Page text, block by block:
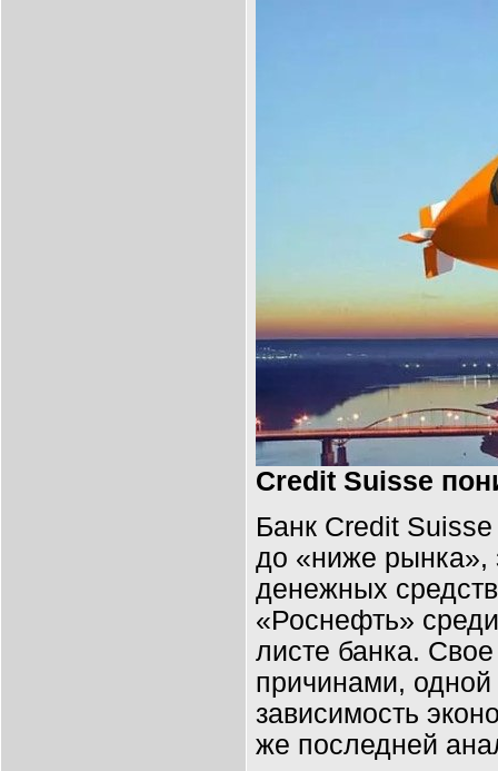
Credit Suisse
Банк Credit
до «ниже рынка»,
денежных
«Роснефть»
листе банка.
причинами, одной
зависимость
же последней